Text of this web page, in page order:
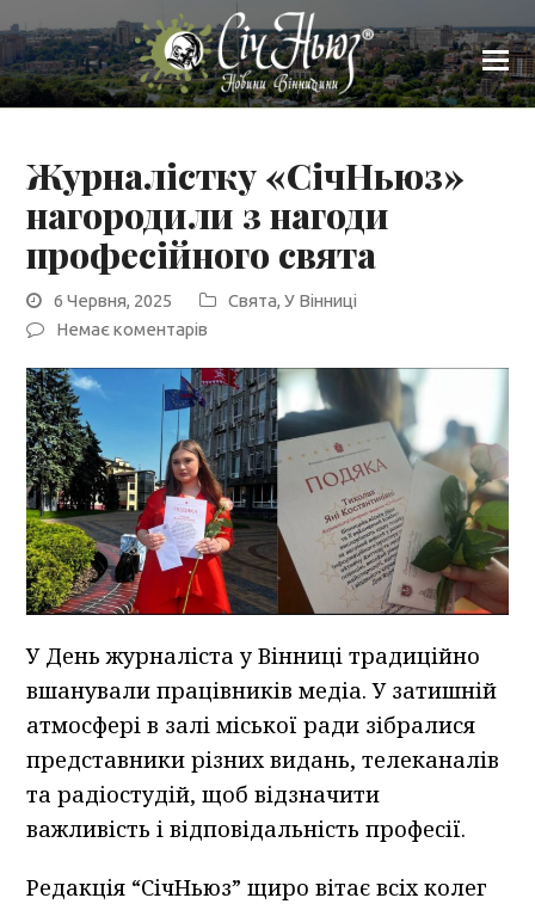
Журналістку «СічНьюз»
нагородили з нагоди
професійного свята
6 Червня, 2025 Cвята,У Вінниці
Немає коментарів
У День журналіста у Вінниці традиційно
вшанували працівників медіа. У затишній
атмосфері в залі міської ради зібралися
представники різних видань, телеканалів
та радіостудій, щоб відзначити
важливість і відповідальність професії.
Редакція “СічНьюз” щиро вітає всіх колег